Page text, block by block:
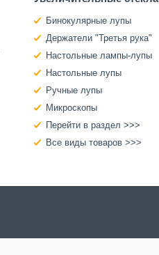
Бинокулярные лупы
Держатели "Третья рука"
Настольные лампы-лупы
Настольные лупы
Ручные лупы
Микроскопы
Перейти в раздел >>>
Все виды товаров >>>